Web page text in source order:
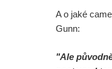
A o jaké
Gunn:
"Ale